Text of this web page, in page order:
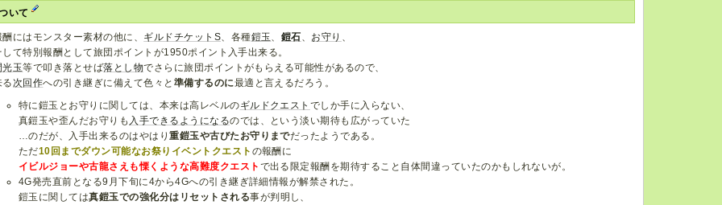
いて
酬にはモンスター素材の他に、 ギルドチケットS、各種鎧玉、 鎧石、 お守り 、
して特別報酬として旅団ポイントが1950ポイント入手出来る。
光玉等で叩き落とせば落とし物でさらに旅団ポイントがもらえる可能性があるので、
る 次回作への引き継ぎに備えて色々と 準備するのに最適と言えるだろう。
特に鎧玉とお守りに関しては、本来は高レベルのギルドクエスト でしか手に入らない、
真鎧玉や歪んだお守りも 入手できるようになるのでは、という淡い期待も広がっていた
…のだが、入手出来るのはやはり重鎧玉や古びたお守りまでだったようである。
ただ10回までダウン可能なお祭りイベントクエスト の報酬に
イビルジョーや古龍さえも慄くような高難度クエスト で出る限定報酬を期待すること自体間違っていたのかもしれないが。
4G発売直前となる9月下旬に4から4Gへの引き継ぎ詳細情報が解禁された。
鎧玉に関しては真鎧玉での強化分はリセットされる事が判明し、